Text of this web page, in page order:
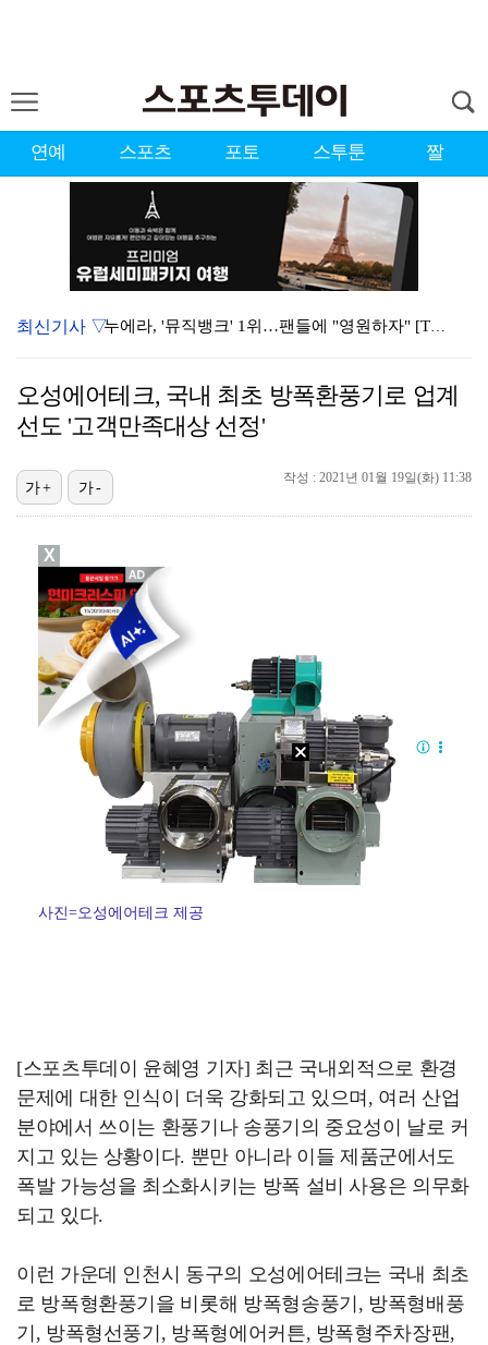
연예 스포츠 포토 스투툰 짤
누에라, '뮤직뱅크' 1위…팬들에 "영원하자" [TV캡…
서장훈 감독 "내 능력 부족" 자책하게 만든 펜타곤과의…
강채연, 제주삼다수 2R 깜짝 선두 도약…박민지 공동 …
[ST포토] 정지효, 반가운 손인사
'1라운드 115위' 김민별, 2라운드 7타 줄이며 7…
최신기사 ▽
오성에어테크, 국내 최초 방폭환풍기로 업계
선도 '고객만족대상 선정'
작성 : 2021년 01월 19일(화) 11:38
가+ 가-
사진=오성에어테크 제공
[스포츠투데이 윤혜영 기자] 최근 국내외적으로 환경
문제에 대한 인식이 더욱 강화되고 있으며, 여러 산업
분야에서 쓰이는 환풍기나 송풍기의 중요성이 날로 커
지고 있는 상황이다. 뿐만 아니라 이들 제품군에서도
폭발 가능성을 최소화시키는 방폭 설비 사용은 의무화
되고 있다.
이런 가운데 인천시 동구의 오성에어테크는 국내 최초
로 방폭형환풍기을 비롯해 방폭형송풍기, 방폭형배풍
기, 방폭형선풍기, 방폭형에어커튼, 방폭형주차장팬,
X